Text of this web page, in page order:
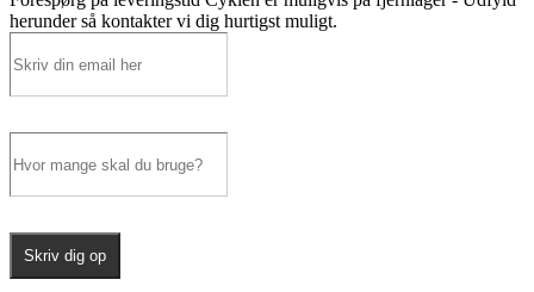
herunder så kontakter vi dig hurtigst muligt.
Skriv dig op